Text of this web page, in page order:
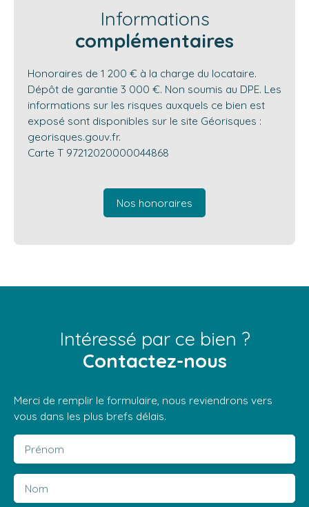
Informations
complémentaires
Honoraires de 1 200 € à la charge du locataire.
Dépôt de garantie 3 000 €. Non soumis au DPE. Les
informations sur les risques auxquels ce bien est
exposé sont disponibles sur le site Géorisques :
georisques.gouv.fr.
Carte T 97212020000044868
Nos honoraires
Intéressé par ce bien ?
Contactez-nous
Merci de remplir le formulaire, nous reviendrons vers
vous dans les plus brefs délais.
Prénom
Nom